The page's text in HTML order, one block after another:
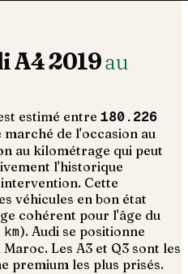
A42019au
estimé entre 180.226
marché de l'occasion au
au kilométrage qui peut
l'historique
. Cette
véhicules en bon état
cohérent pour l'âge du
km). Audi se positionne
Les A3 et Q3 sont les
premium les plus prisés.